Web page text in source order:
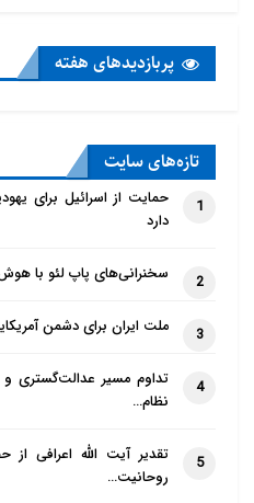
پربازدید‌های هفته
تازه‌‌های سایت
1
حمایت از اسرائیل برای
دارد
2 سخنرانی‌های پاپ لئو با
3 ملت ایران برای دشمن
4
تداوم مسیر عدالت‌گستری و
نظام…
5
تقدیر آیت الله اعرافی
روحانیت…